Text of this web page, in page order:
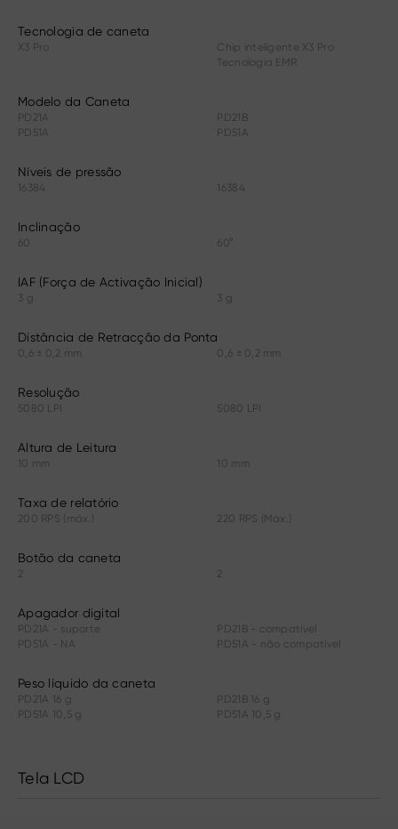
Tecnologia de caneta
X3 Pro
Chip inteligente X3 Pro
Tecnologia EMR
Modelo da Caneta
PD21A
PD51A
PD21B
PD51A
Níveis de pressão
16384 16384
Inclinação
60 60°
IAF (Força de Activação Inicial)
3 g 3 g
Distância de Retracção da Ponta
0,6 ± 0,2 mm 0,6 ± 0,2 mm
Resolução
5080 LPI 5080 LPI
Altura de Leitura
10 mm 10 mm
Taxa de relatório
200 RPS (máx.) 220 RPS (Máx.)
Botão da caneta
2 2
Apagador digital
PD21A - suporte
PD51A - NA
PD21B - compatível
PD51A - não compatível
Peso líquido da caneta
PD21A 16 g
PD51A 10,5 g
PD21B 16 g
PD51A 10,5 g
Tela LCD